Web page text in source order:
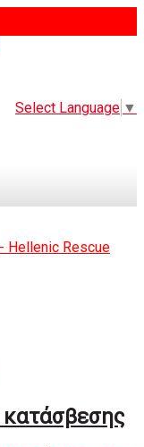
Select Language ▼